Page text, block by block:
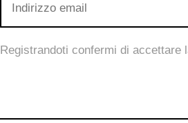
Registrandoti confermi di accettare